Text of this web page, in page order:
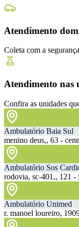
Atendimento
Coleta com a
Atendimento nas
Confira as unidades
Ambulatório Baia Sul
menino deus,, 63 -
Ambulatório Sos
rodovia, sc-401,, 121 -
Ambulatório Unimed
r. manoel loureiro,